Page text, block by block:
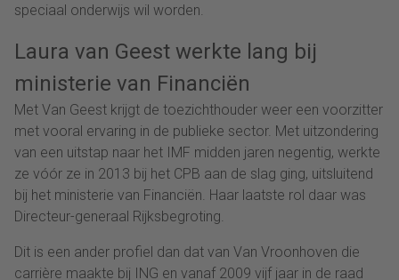
speciaal onderwijs wil worden.
Laura van Geest werkte lang bij
ministerie van Financiën
Met Van Geest krijgt de toezichthouder weer een voorzitter
met vooral ervaring in de publieke sector. Met uitzondering
van een uitstap naar het IMF midden jaren negentig, werkte
ze vóór ze in 2013 bij het CPB aan de slag ging, uitsluitend
bij het ministerie van Financiën. Haar laatste rol daar was
Directeur-generaal Rijksbegroting.
Dit is een ander profiel dan dat van Van Vroonhoven die
carrière maakte bij ING en vanaf 2009 vijf jaar in de raad